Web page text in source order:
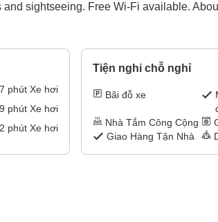
sightseeing. Free Wi-Fi available.
7 phút Xe hơi
9 phút Xe hơi
phút Xe hơi
Tiện nghi chỗ nghỉ
Bãi đỗ xe
Nhà Tắm Công Cộng
Giao Hàng Tận Nhà